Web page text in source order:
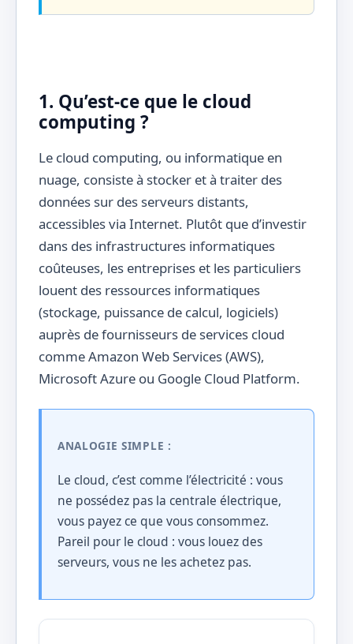
1. Qu’est-ce que le cloud
computing ?
Le cloud computing, ou informatique en
nuage, consiste à stocker et à traiter des
données sur des serveurs distants,
accessibles via Internet. Plutôt que d’investir
dans des infrastructures informatiques
coûteuses, les entreprises et les particuliers
louent des ressources informatiques
(stockage, puissance de calcul, logiciels)
auprès de fournisseurs de services cloud
comme Amazon Web Services (AWS),
Microsoft Azure ou Google Cloud Platform.
ANALOGIE SIMPLE :
Le cloud, c’est comme l’électricité : vous
ne possédez pas la centrale électrique,
vous payez ce que vous consommez.
Pareil pour le cloud : vous louez des
serveurs, vous ne les achetez pas.